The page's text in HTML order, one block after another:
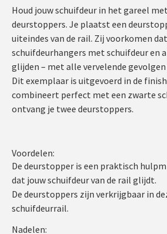
Houd jouw schuifdeur in het gareel
deurstoppers. Je plaatst een
uiteindes van de rail. Zij voorkomen
schuifdeurhangers met schuifdeur en
glijden – met alle vervelende gevolgen
Dit exemplaar is uitgevoerd in de
combineert perfect met een zwarte
ontvang je twee deurstoppers.
Voordelen:
De deurstopper is een praktisch
dat jouw schuifdeur van de rail glijdt.
De deurstoppers zijn verkrijgbaar in
schuifdeurrail.
Nadelen: